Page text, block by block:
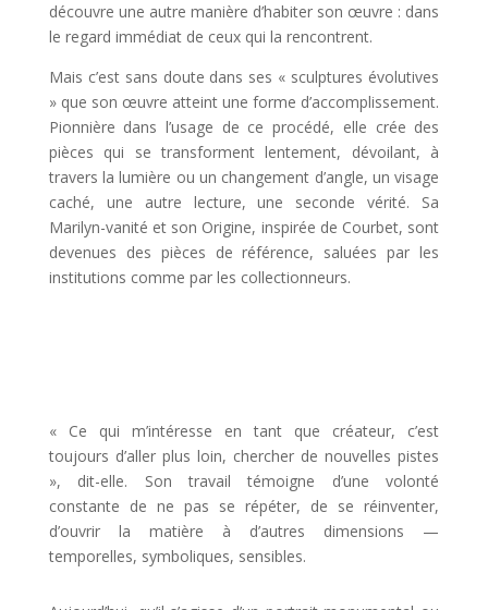
découvre une autre manière d’habiter son œuvre : dans
le regard immédiat de ceux qui la rencontrent.
Mais c’est sans doute dans ses « sculptures évolutives
» que son œuvre atteint une forme d’accomplissement.
Pionnière dans l’usage de ce procédé, elle crée des
pièces qui se transforment lentement, dévoilant, à
travers la lumière ou un changement d’angle, un visage
caché, une autre lecture, une seconde vérité. Sa
Marilyn-vanité et son Origine, inspirée de Courbet, sont
devenues des pièces de référence, saluées par les
institutions comme par les collectionneurs.
« Ce qui m’intéresse en tant que créateur, c’est
toujours d’aller plus loin, chercher de nouvelles pistes
», dit-elle. Son travail témoigne d’une volonté
constante de ne pas se répéter, de se réinventer,
d’ouvrir la matière à d’autres dimensions —
temporelles, symboliques, sensibles.